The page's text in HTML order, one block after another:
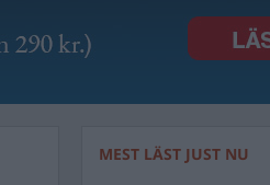
MEST LÄST JUST NU